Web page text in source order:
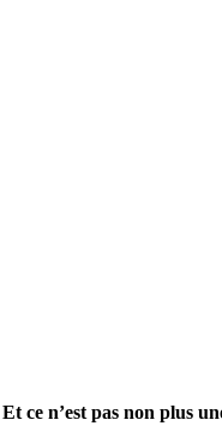
n’est pas non plus